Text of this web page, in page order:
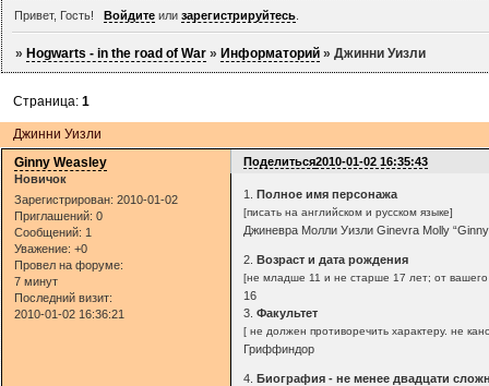
Привет, Гость! Войдитеили зарегистрируйтесь.
» Hogwarts - in the road of War » Информаторий »Джинни Уизли
Джинни Уизли
Страница:1
Поделиться2010-01-02 16:35:43
Ginny Weasley
Новичок
Зарегистрирован: 2010-01-02
Приглашений: 0
Сообщений: 1
Уважение: +0
Провел на форуме:
7 минут
Последний визит:
2010-01-02 16:36:21
1.Полное имя персонажа
[писать на английском и русском языке]
Джиневра Молли Уизли Ginevra Molly
2.Возраст и дата рождения
[не младше 11 и не старше 17 лет; от вашего
16
3.Факультет
[ не должен противоречить характеру. не
Гриффиндор
4.Биография - не менее двадцати